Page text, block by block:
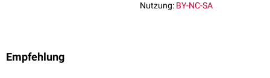
Nutzung: BY-NC-SA
Empfehlung